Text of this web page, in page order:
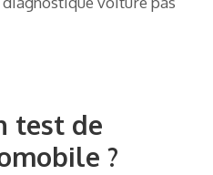
test de
?